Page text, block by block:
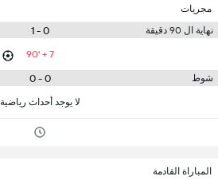
مجريات
نهاية ال 90 دقيقة
0 - 1
90' + 7
شوط 0 - 0
لا يوجد أحداث رياضية
المباراة القادمة